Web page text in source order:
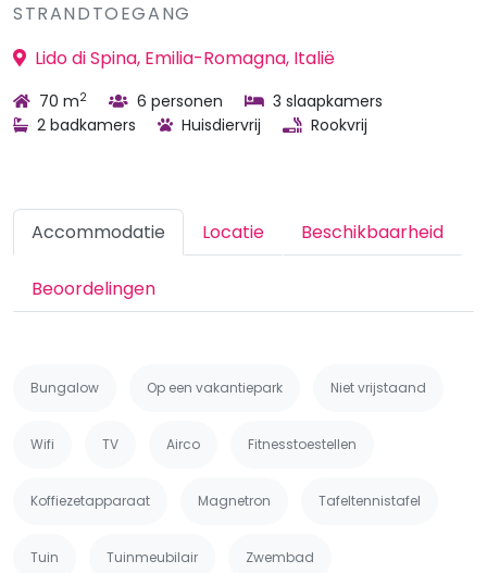
STRANDTOEGANG
Lido di Spina, Emilia-Romagna, Italië
70 m2 6 personen
3 slaapkamers
2 badkamers
Huisdiervrij Rookvrij
Accommodatie Locatie Beschikbaarheid
Beoordelingen
Bungalow Op een vakantiepark Niet vrijstaand
Wifi TV Airco Fitnesstoestellen
Koffiezetapparaat Magnetron Tafeltennistafel
Tuin Tuinmeubilair Zwembad